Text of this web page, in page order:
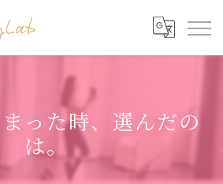
った時、選んだの
は。